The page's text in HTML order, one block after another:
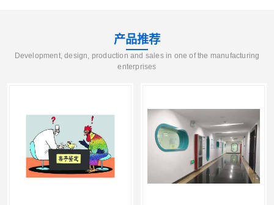
产品推荐
Development, design, production and sales in one of the manufacturing
enterprises